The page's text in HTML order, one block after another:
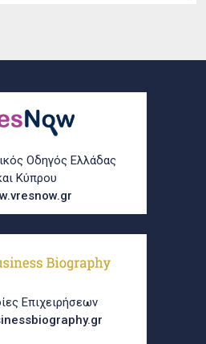
Οδηγός Ελλάδας
Κύπρου
Επιχειρήσεων